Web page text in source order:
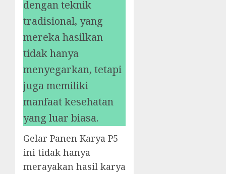
dengan teknik
tradisional, yang
mereka hasilkan
tidak hanya
menyegarkan, tetapi
juga memiliki
manfaat kesehatan
yang luar biasa.
Gelar Panen Karya P5
ini tidak hanya
merayakan hasil karya